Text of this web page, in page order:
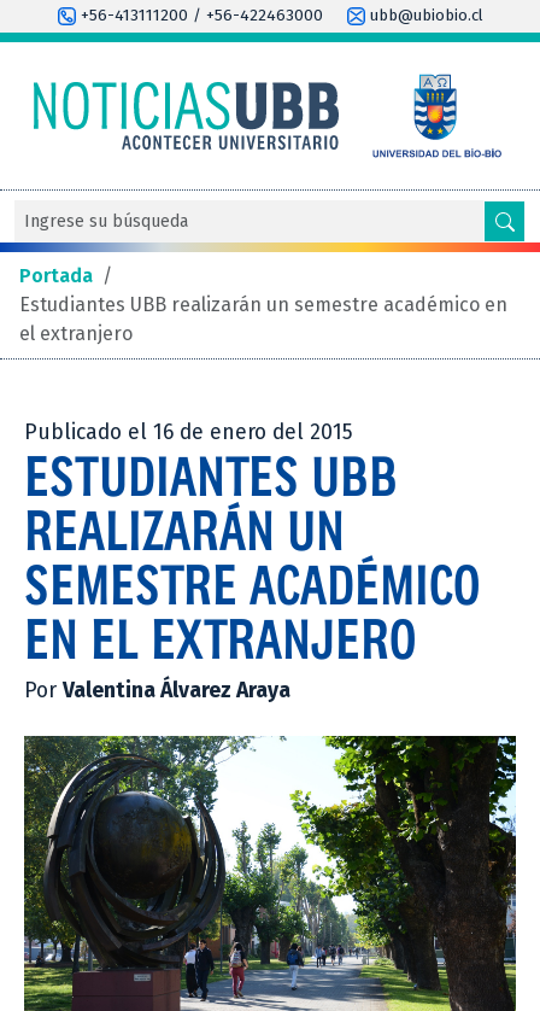
+56-413111200 / +56-422463000 ubb@ubiobio.cl
Portada /
Estudiantes UBB realizarán un semestre académico en
el extranjero
Publicado el 16 de enero del 2015
ESTUDIANTES UBB
REALIZARÁN UN
SEMESTRE ACADÉMICO
EN EL EXTRANJERO
PorValentina Álvarez Araya